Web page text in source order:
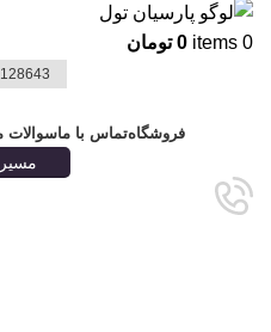
0
items
0 تومان
فروشگاهتماس با ماسوالات